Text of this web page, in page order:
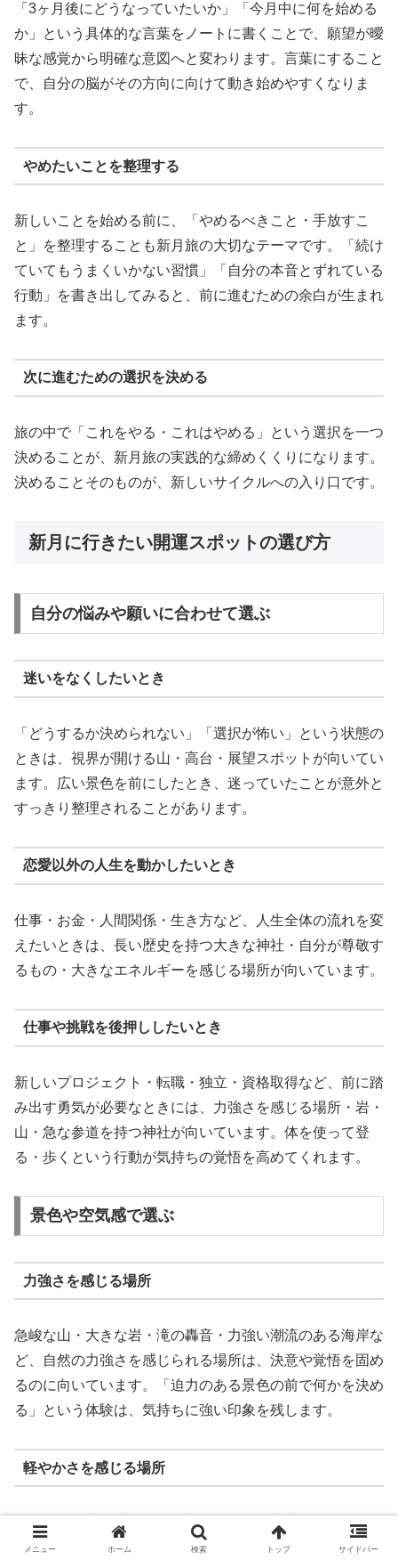
「3ヶ月後にどうなっていたいか」「今月中に何を始める
か」という具体的な言葉をノートに書くことで、願望が曖
昧な感覚から明確な意図へと変わります。言葉にすること
で、自分の脳がその方向に向けて動き始めやすくなりま
す。
やめたいことを整理する
新しいことを始める前に、「やめるべきこと・手放すこ
と」を整理することも新月旅の大切なテーマです。「続け
ていてもうまくいかない習慣」「自分の本音とずれている
行動」を書き出してみると、前に進むための余白が生まれ
ます。
次に進むための選択を決める
旅の中で「これをやる・これはやめる」という選択を一つ
決めることが、新月旅の実践的な締めくくりになります。
決めることそのものが、新しいサイクルへの入り口です。
新月に行きたい開運スポットの選び方
自分の悩みや願いに合わせて選ぶ
迷いをなくしたいとき
「どうするか決められない」「選択が怖い」という状態の
ときは、視界が開ける山・高台・展望スポットが向いてい
ます。広い景色を前にしたとき、迷っていたことが意外と
すっきり整理されることがあります。
恋愛以外の人生を動かしたいとき
仕事・お金・人間関係・生き方など、人生全体の流れを変
えたいときは、長い歴史を持つ大きな神社・自分が尊敬す
るもの・大きなエネルギーを感じる場所が向いています。
仕事や挑戦を後押ししたいとき
新しいプロジェクト・転職・独立・資格取得など、前に踏
み出す勇気が必要なときには、力強さを感じる場所・岩・
山・急な参道を持つ神社が向いています。体を使って登
る・歩くという行動が気持ちの覚悟を高めてくれます。
景色や空気感で選ぶ
力強さを感じる場所
急峻な山・大きな岩・滝の轟音・力強い潮流のある海岸な
ど、自然の力強さを感じられる場所は、決意や覚悟を固め
るのに向いています。「迫力のある景色の前で何かを決め
る」という体験は、気持ちに強い印象を残します。
軽やかさを感じる場所
なだらかな丘・木漏れ日の森・穏やかな湖畔など、軽やか
で気持ちが開放される場所は、重くなった気分をほぐして
メニュー ホーム 検索 トップ サイドバー